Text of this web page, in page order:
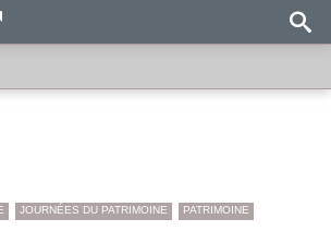
JOURNÉES DU PATRIMOINE PATRIMOINE